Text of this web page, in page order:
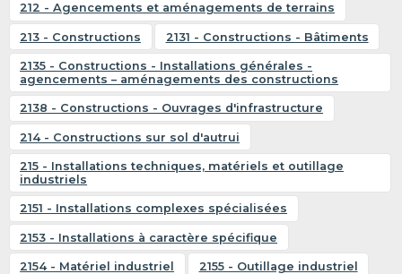
212 - Agencements et aménagements de terrains
213 - Constructions 2131 - Constructions - Bâtiments
2135 - Constructions - Installations générales -
agencements – aménagements des constructions
2138 - Constructions - Ouvrages d'infrastructure
214 - Constructions sur sol d'autrui
215 - Installations techniques, matériels et outillage
industriels
2151 - Installations complexes spécialisées
2153 - Installations à caractère spécifique
2154 - Matériel industriel 2155 - Outillage industriel